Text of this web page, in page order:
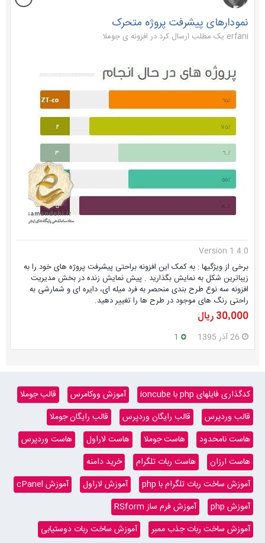
نمودارهای پیشرفت پروژه متحرک
erfani یک مطلب ارسال کرد در افزونه ی جوملا
Version 1.4.0
برخی از ویژگیها : به کمک این افزونه براحتی پیشرفت پروژه های خود را به
زیباترین شکل به نمایش بگذارید . پیش نمایش زنده در بخش مدیریت
افزونه سه نوع طرح بندی منحصر به فرد میله ای، دایره ای و شمارشی به
راحتی رنگ های موجود در طرح ها را تغییر دهید.
30٬000 ریال
26 آذر 1395
کدگذاری فایلهای php با ioncube آموزش ووکامرس
قالب جوملا
قالب وردپرس
قالب رایگان وردپرس
قالب رایگان جوملا
هاست نامحدود
هاست جوملا هاست لاراول
هاست وردپرس
هاست ارزان
هاست ربات تلگرام
خرید دامنه
آموزش ساخت ربات تلگرام با php
آموزش لاراول
آموزش cPanel
آموزش php
آموزش فرم ساز RSform
آموزش ساخت ربات جذب ممبر
آموزش ساخت ربات دوستیابی